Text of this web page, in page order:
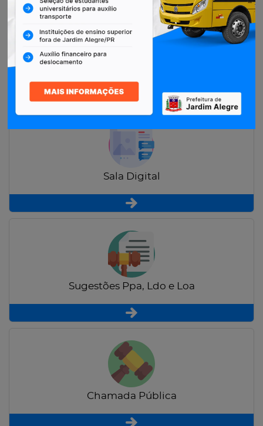
Restituição de Contribuintes
Sala Digital
Sugestões Ppa, Ldo e Loa
Chamada Pública